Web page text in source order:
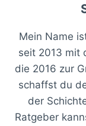
Mein Name
seit 2013 mit
die 2016 zur
schaffst du
der
Ratgeber